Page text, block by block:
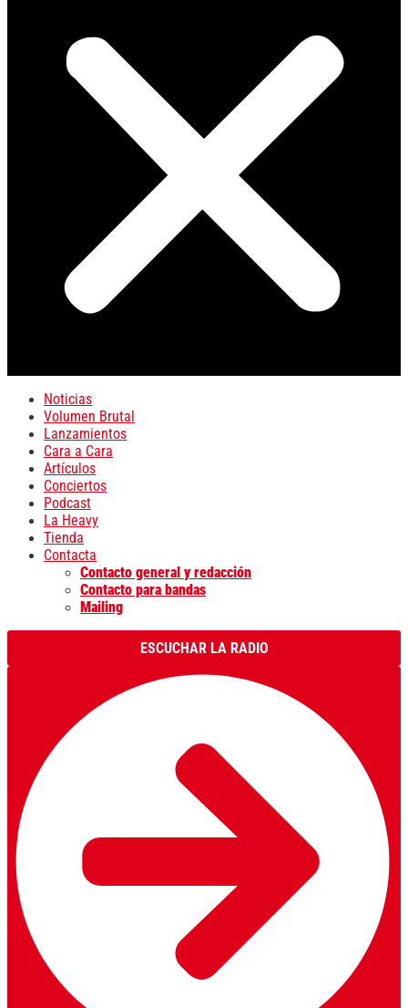
Noticias
Volumen Brutal
Lanzamientos
Cara a Cara
Artículos
Conciertos
Podcast
La Heavy
Tienda
Contacta
Contacto general y redacción
Contacto para bandas
Mailing
ESCUCHAR LA RADIO